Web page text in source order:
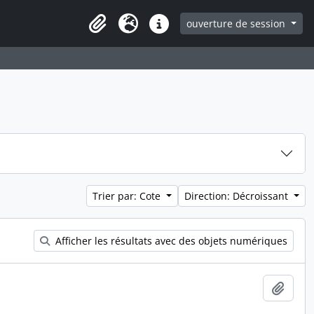
ClipboardLangueLiens rapidesouverture de session
Trier par: Cote Direction: Décroissant
Afficher les résultats avec des objets numériques